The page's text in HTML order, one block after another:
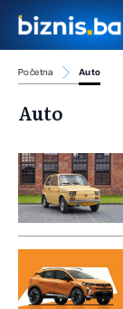
Početna Auto
Auto